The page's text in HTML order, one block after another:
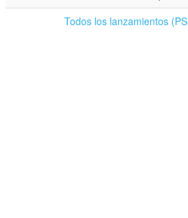
Todos los lanzamientos